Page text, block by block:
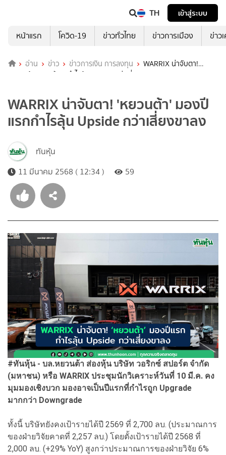
TH
เข้าสู่ระบบ
หน้าแรก
โควิด-19 ข่าวทั่วไทย ข่าวการเมือง ข่าว
อ่าน ข่าว ข่าวการเงิน การลงทุน
WARRIX น่าจับตา!
'หยวนต้า' มองปีแรกกำไรลุ้น Upside กว่าเสี่ยงขาลง
WARRIX น่าจับตา! 'หยวนต้า' มองปี
แรกกำไรลุ้น Upside กว่าเสี่ยงขาลง
ทันหุ้น
11 มีนาคม 2568 ( 12:34 )
59
#ทันหุ้น - บล.หยวนต้า ส่องหุ้น บริษัท วอริกซ์ สปอร์ต จำกัด
(มหาชน) หรือ WARRIX ประชุมนักวิเคราะห์วันที่ 10 มี.ค. คง
มุมมองเชิงบวก มองอาจเป็นปีแรกที่กำไรถูก Upgrade
มากกว่า Downgrade
ทั้งนี้ บริษัทยังคงเป้ารายได้ปี 2569 ที่ 2,700 ลบ. (ประมาณการ
ของฝ่ายวิจัยคาดที่ 2,257 ลบ.) โดยตั้งเป้ารายได้ปี 2568 ที่
2,000 ลบ. (+29% YoY) สูงกว่าประมาณการของฝ่ายวิจัย 6%